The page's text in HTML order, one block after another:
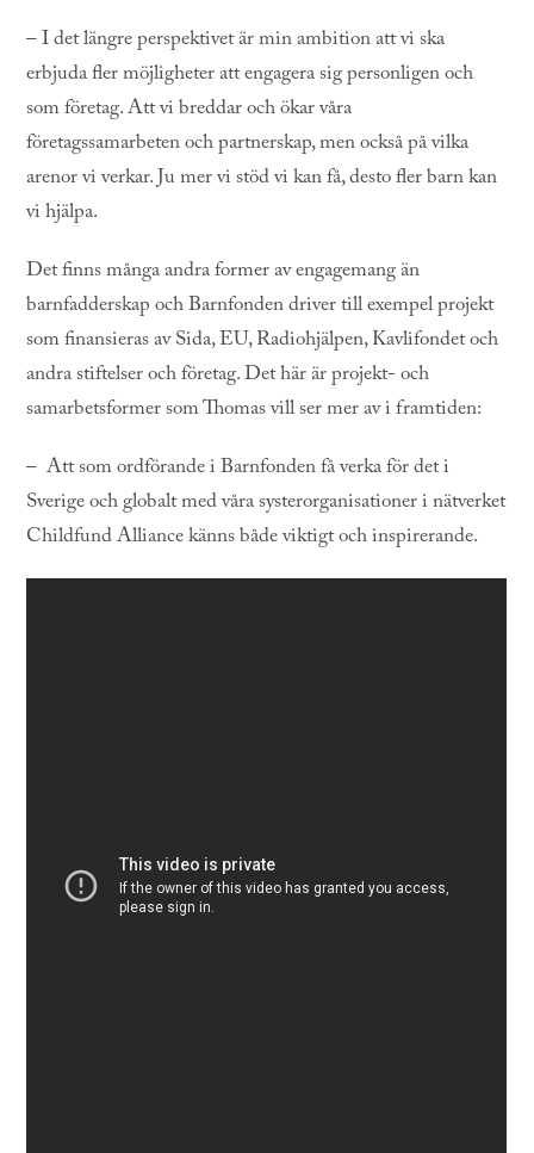
– I det längre perspektivet är min ambition att vi ska
erbjuda fler möjligheter att engagera sig personligen och
som företag. Att vi breddar och ökar våra
företagssamarbeten och partnerskap, men också på vilka
arenor vi verkar. Ju mer vi stöd vi kan få, desto fler barn kan
vi hjälpa.
Det finns många andra former av engagemang än
barnfadderskap och Barnfonden driver till exempel projekt
som finansieras av Sida, EU, Radiohjälpen, Kavlifondet och
andra stiftelser och företag. Det här är projekt- och
samarbetsformer som Thomas vill ser mer av i framtiden:
– Att som ordförande i Barnfonden få verka för det i
Sverige och globalt med våra systerorganisationer i nätverket
Childfund Alliance känns både viktigt och inspirerande.